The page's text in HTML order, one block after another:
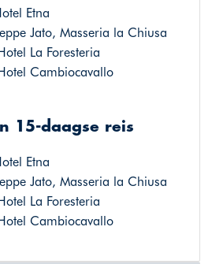
Etna
Jato, Masseria la Chiusa
La Foresteria
Cambiocavallo
15-daagse reis
Etna
Jato, Masseria la Chiusa
La Foresteria
Cambiocavallo